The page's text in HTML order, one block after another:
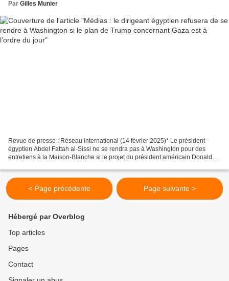
Par Gilles Munier
Revue de presse : Réseau international (14 février 2025)* Le président
égyptien Abdel Fattah al-Sissi ne se rendra pas à Washington pour des
entretiens à la Maison-Blanche si le projet du président américain Donald
< Page précédente Page suivante >
Hébergé par Overblog
Top articles
Pages
Contact